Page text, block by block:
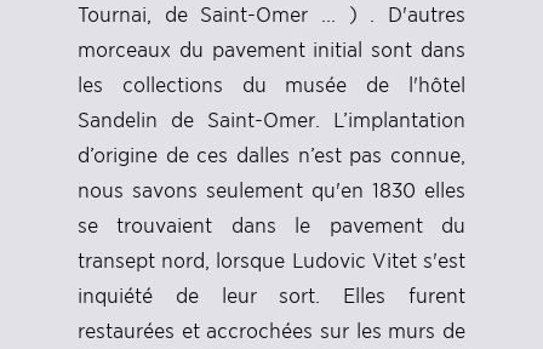
Tournai, de Saint-Omer ... ) . D'autres
morceaux du pavement initial sont dans
les collections du musée de l'hôtel
Sandelin de Saint-Omer. L’implantation
d’origine de ces dalles n’est pas connue,
nous savons seulement qu'en 1830 elles
se trouvaient dans le pavement du
transept nord, lorsque Ludovic Vitet s'est
inquiété de leur sort. Elles furent
restaurées et accrochées sur les murs de